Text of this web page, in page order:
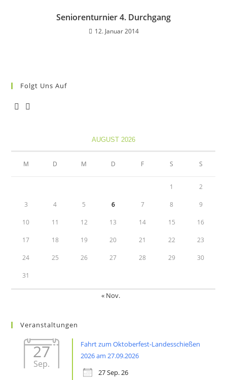
Seniorenturnier 4. Durchgang
12. Januar 2014
Folgt Uns Auf
AUGUST 2026
M D M D F S S
1 2
3 4 5 6 7 8 9
10 11 12 13 14 15 16
17 18 19 20 21 22 23
24 25 26 27 28 29 30
31
« Nov.
Veranstaltungen
27
Sep.
Fahrt zum Oktoberfest-Landesschießen
2026 am 27.09.2026
27 Sep. 26